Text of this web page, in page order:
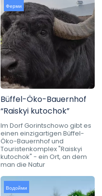
Ферми
Büffel-Öko-Bauernhof
“Raiskyi kutochok”
Im Dorf Gorintschowo gibt es
einen einzigartigen Büffel-
Öko-Bauernhof und
Touristenkomplex "Raiskyi
kutochok" - ein Ort, an dem
man die Natur
Водойми